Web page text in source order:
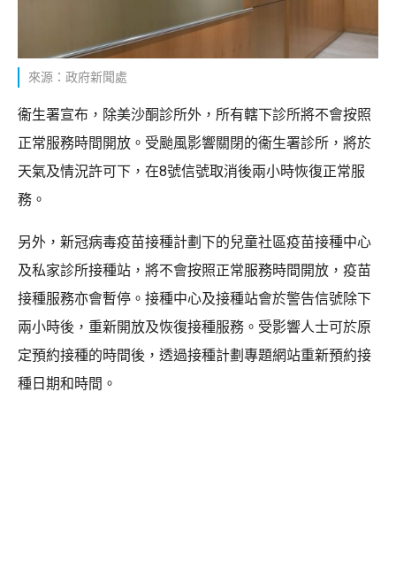
來源：政府新聞處
衞生署宣布，除美沙酮診所外，所有轄下診所將不會按照
正常服務時間開放。受颱風影響關閉的衞生署診所，將於
天氣及情況許可下，在8號信號取消後兩小時恢復正常服
務。
另外，新冠病毒疫苗接種計劃下的兒童社區疫苗接種中心
及私家診所接種站，將不會按照正常服務時間開放，疫苗
接種服務亦會暫停。接種中心及接種站會於警告信號除下
兩小時後，重新開放及恢復接種服務。受影響人士可於原
定預約接種的時間後，透過接種計劃專題網站重新預約接
種日期和時間。